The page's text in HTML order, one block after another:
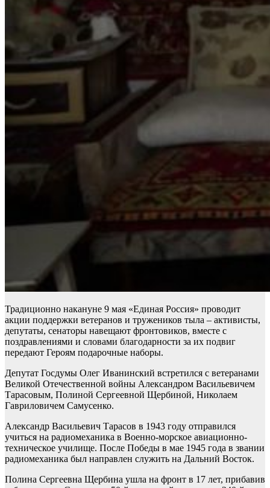
Традиционно накануне 9 мая «Единая Россия» проводит
акции поддержки ветеранов и тружеников тыла – активисты,
депутаты, сенаторы навещают фронтовиков, вместе с
поздравлениями и словами благодарности за их подвиг
передают Героям подарочные наборы.
Депутат Госдумы Олег Иванинский встретился с ветеранами
Великой Отечественной войны Александром Васильевичем
Тарасовым, Полиной Сергеевной Щербиной, Николаем
Гавриловичем Самусенко.
Александр Васильевич Тарасов в 1943 году отправился
учиться на радиомеханика в Военно-морское авиационно-
техническое училище. После Победы в мае 1945 года в звании
радиомеханика был направлен служить на Дальний Восток.
Полина Сергеевна Щербина ушла на фронт в 17 лет, прибавив